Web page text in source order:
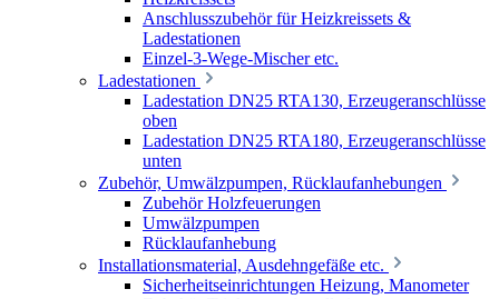
Anschlusszubehör für Heizkreissets &
Ladestationen
Einzel-3-Wege-Mischer etc.
Ladestationen
Ladestation DN25 RTA130, Erzeugeranschlüsse
oben
Ladestation DN25 RTA180, Erzeugeranschlüsse
unten
Zubehör, Umwälzpumpen, Rücklaufanhebungen
Zubehör Holzfeuerungen
Umwälzpumpen
Rücklaufanhebung
Installationsmaterial, Ausdehngefäße etc.
Sicherheitseinrichtungen Heizung, Manometer